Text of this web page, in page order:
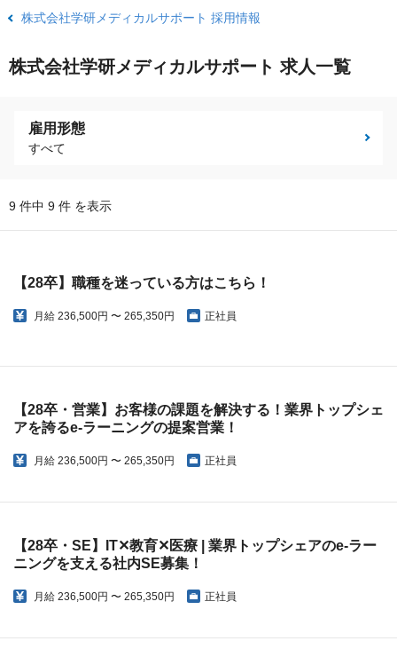
株式会社学研メディカルサポート 採用情報
株式会社学研メディカルサポート 求人一覧
雇用形態
すべて
9 件中 9 件 を表示
【28卒】職種を迷っている方はこちら！
月給 236,500円 〜 265,350円 正社員
【28卒・営業】お客様の課題を解決する！業界トップシェ
アを誇るe-ラーニングの提案営業！
月給 236,500円 〜 265,350円 正社員
【28卒・SE】IT✕教育✕医療 | 業界トップシェアのe-ラー
ニングを支える社内SE募集！
月給 236,500円 〜 265,350円 正社員